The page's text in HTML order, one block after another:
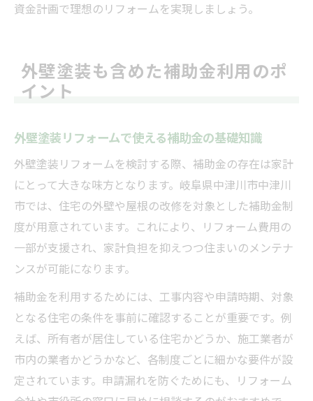
資金計画で理想のリフォームを実現しましょう。
外壁塗装も含めた補助金利用のポ
イント
外壁塗装リフォームで使える補助金の基礎知識
外壁塗装リフォームを検討する際、補助金の存在は家計
にとって大きな味方となります。岐阜県中津川市中津川
市では、住宅の外壁や屋根の改修を対象とした補助金制
度が用意されています。これにより、リフォーム費用の
一部が支援され、家計負担を抑えつつ住まいのメンテナ
ンスが可能になります。
補助金を利用するためには、工事内容や申請時期、対象
となる住宅の条件を事前に確認することが重要です。例
えば、所有者が居住している住宅かどうか、施工業者が
市内の業者かどうかなど、各制度ごとに細かな要件が設
定されています。申請漏れを防ぐためにも、リフォーム